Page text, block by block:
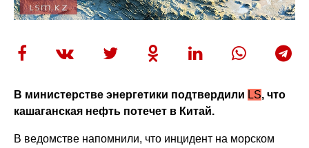
В министерстве энергетики подтвердили LS, что
кашаганская нефть потечет в Китай.
В ведомстве напомнили, что инцидент на морском